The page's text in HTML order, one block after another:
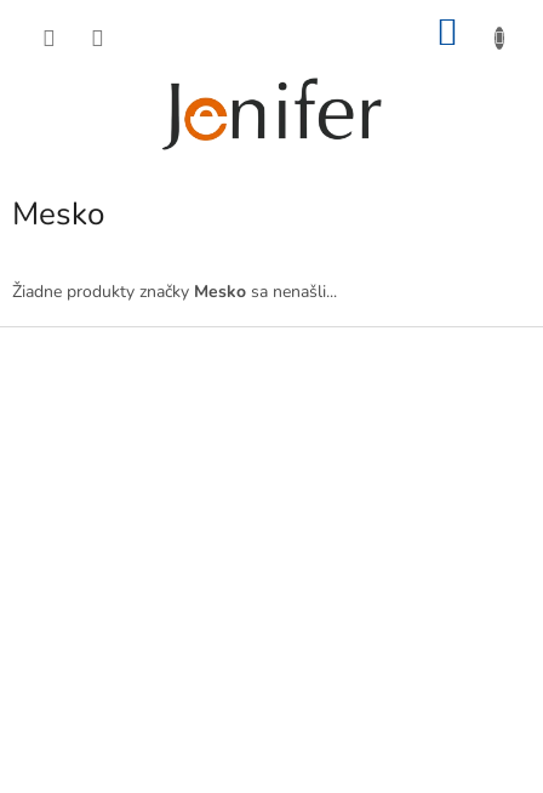
Mesko
Žiadne produkty značky Mesko sa nenašli...
Z